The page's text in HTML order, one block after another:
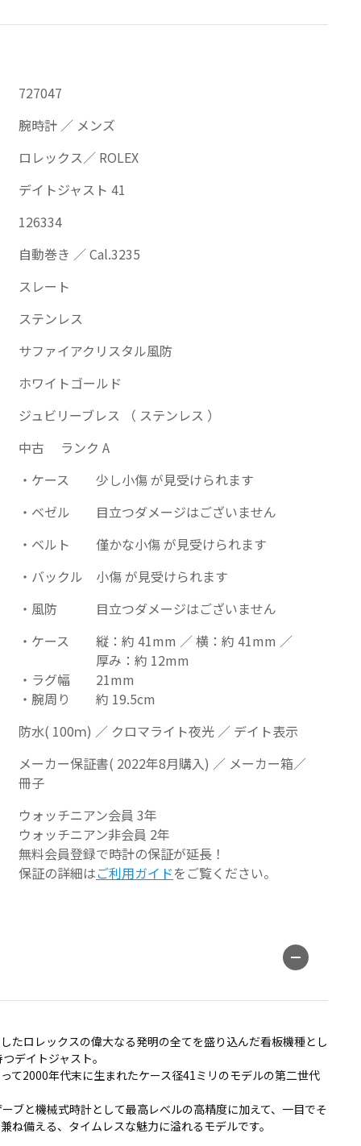
727047
腕時計 ／ メンズ
ロレックス／ ROLEX
デイトジャスト 41
126334
自動巻き ／ Cal.3235
スレート
ステンレス
サファイアクリスタル風防
ホワイトゴールド
ジュビリーブレス （ ステンレス ）
中古 ランク A
ケース
少し小傷 が見受けられます
ベゼル
目立つダメージはございません
ベルト
僅かな小傷 が見受けられます
バックル
小傷 が見受けられます
風防
目立つダメージはございません
ケース
縦：約 41mm ／ 横：約 41mm ／
厚み：約 12mm
ラグ幅
21mm
腕周り
約 19.5cm
防水( 100ｍ) ／ クロマライト夜光 ／ デイト表示
メーカー保証書( 2022年8月購入) ／ メーカー箱／
冊子
ウォッチニアン会員 3年
ウォッチニアン非会員 2年
無料会員登録で時計の保証が延長！
保証の詳細はご利用ガイドをご覧ください。
たロレックスの偉大なる発明の全てを盛り込んだ看板機種とし
デイトジャスト。
て2000年代末に生まれたケース径41ミリのモデルの第二世代
ブと機械式時計として最高レベルの高精度に加えて、一目でそ
ね備える、タイムレスな魅力に溢れるモデルです。